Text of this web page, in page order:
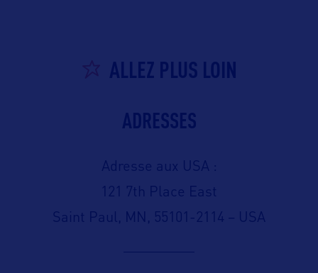
ALLEZ PLUS LOIN
ADRESSES
Adresse aux USA :
121 7th Place East
Saint Paul, MN, 55101-2114 – USA